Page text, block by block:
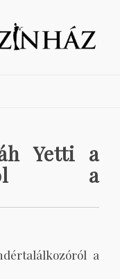
Yetti a
a
a